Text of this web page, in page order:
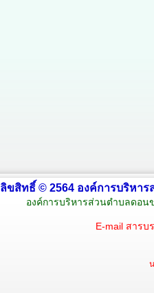
ลิขสิทธิ์ © 2564 องค์การบริหา
องค์การบริหารส่วนตำบลดอน
E-mail สาร